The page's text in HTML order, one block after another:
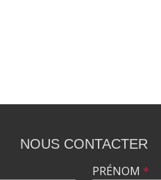
NOUS CONTACTER
PRÉNOM *